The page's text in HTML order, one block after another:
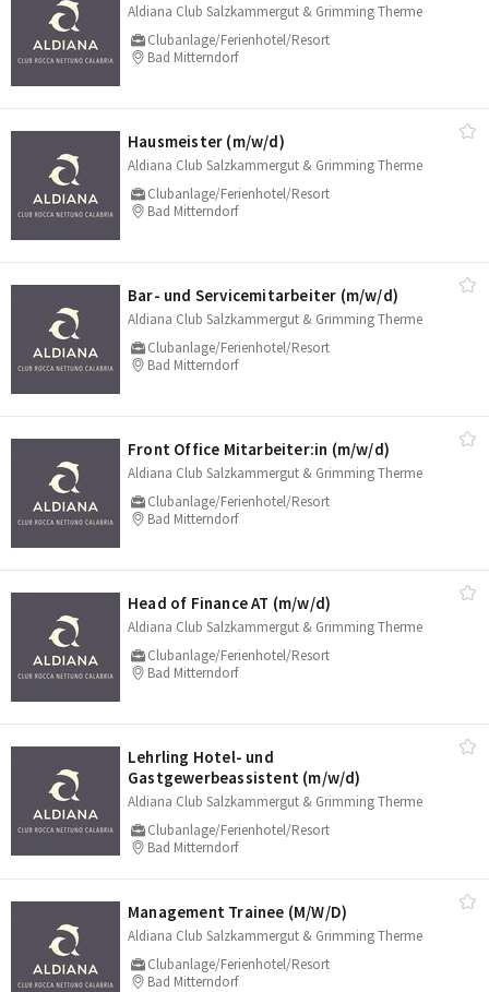
Aldiana Club Salzkammergut & Grimming Therme
Clubanlage/Ferienhotel/Resort
Bad Mitterndorf
Hausmeister (m/​w/​d)
Aldiana Club Salzkammergut & Grimming Therme
Clubanlage/Ferienhotel/Resort
Bad Mitterndorf
Bar- und Servicemitarbeiter (m/​w/​d)
Aldiana Club Salzkammergut & Grimming Therme
Clubanlage/Ferienhotel/Resort
Bad Mitterndorf
Front Office Mitarbeiter:in (m/​w/​d)
Aldiana Club Salzkammergut & Grimming Therme
Clubanlage/Ferienhotel/Resort
Bad Mitterndorf
Head of Finance AT (m/​w/​d)
Aldiana Club Salzkammergut & Grimming Therme
Clubanlage/Ferienhotel/Resort
Bad Mitterndorf
Lehrling Hotel- und
Gastgewerbeassistent (m/​w/​d)
Aldiana Club Salzkammergut & Grimming Therme
Clubanlage/Ferienhotel/Resort
Bad Mitterndorf
Management Trainee (M/​W/​D)
Aldiana Club Salzkammergut & Grimming Therme
Clubanlage/Ferienhotel/Resort
Bad Mitterndorf